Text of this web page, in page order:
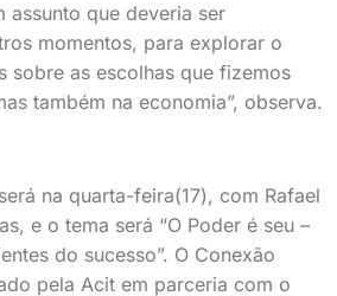
assunto que deveria ser
momentos, para explorar o
sobre as escolhas que fizemos
também na economia”, observa.
na quarta-feira(17), com Rafael
e o tema será “O Poder é seu –
do sucesso”. O Conexão
pela Acit em parceria com o